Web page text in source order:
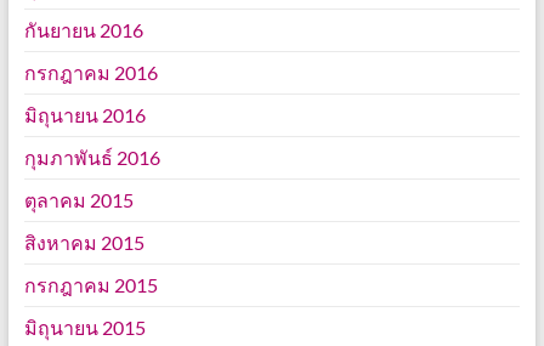
กันยายน 2016
กรกฎาคม 2016
มิถุนายน 2016
กุมภาพันธ์ 2016
ตุลาคม 2015
สิงหาคม 2015
กรกฎาคม 2015
มิถุนายน 2015